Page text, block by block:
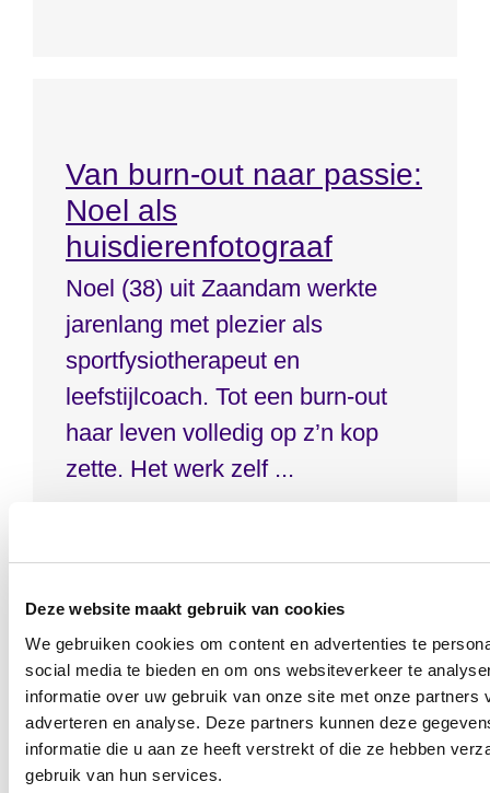
Deze website maakt gebruik van cookies
We gebruiken cookies om content en advertenties te
social media te bieden en om ons websiteverkeer te
informatie over uw gebruik van onze site met onze partners
adverteren en analyse. Deze partners kunnen deze
informatie die u aan ze heeft verstrekt of die ze hebben
gebruik van hun services.
Van burn-out naar passie:
Noel als
huisdierenfotograaf
Noel (38) uit Zaandam werkte
jarenlang met plezier als
sportfysiotherapeut en
leefstijlcoach. Tot een burn-out
haar leven volledig op z’n kop
zette. Het werk zelf ...
Contact form 7